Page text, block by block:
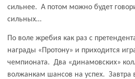
сильнее. А потом можно будет
сильных…
По воле жребия как раз с
награды «Протону» и приходится
чемпионата. Два «динамовских»
волжанкам шансов на успех. Завтра